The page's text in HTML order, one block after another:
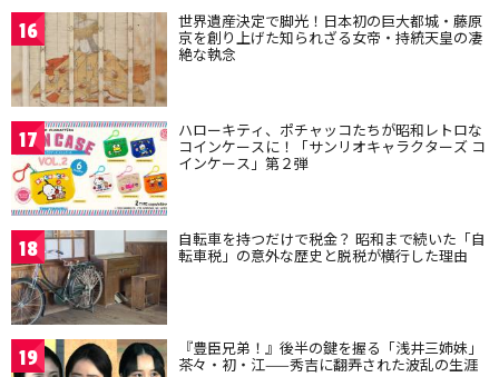
16 世界遺産決定で脚光！日本初の巨大都城・藤原
京を創り上げた知られざる女帝・持統天皇の凄
絶な執念
17 ハローキティ、ポチャッコたちが昭和レトロな
コインケースに！「サンリオキャラクターズ コ
インケース」第２弾
18 自転車を持つだけで税金？ 昭和まで続いた「自
転車税」の意外な歴史と脱税が横行した理由
19 『豊臣兄弟！』後半の鍵を握る「浅井三姉妹」
茶々・初・江——秀吉に翻弄された波乱の生涯